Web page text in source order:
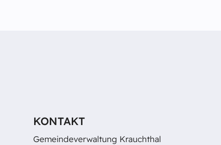
KONTAKT
Gemeindeverwaltung Krauchthal